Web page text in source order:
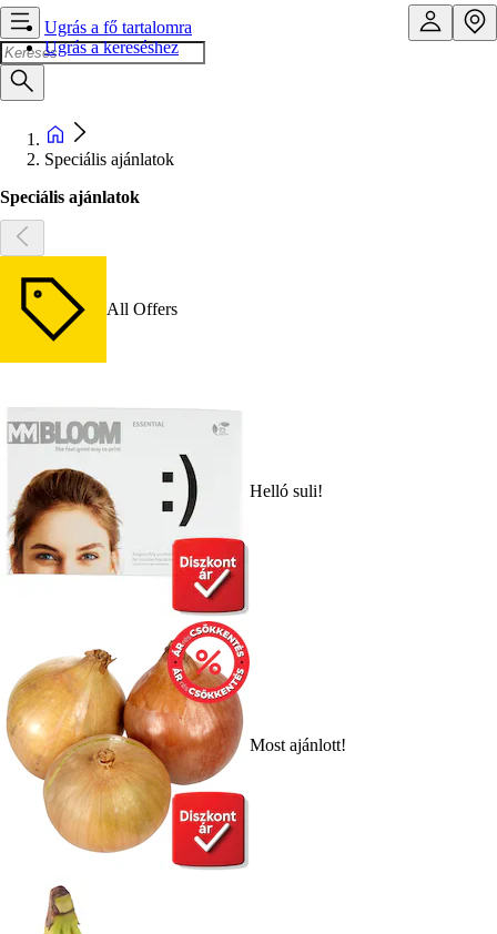
Ugrás a fő tartalomra
Ugrás a kereséshez
Speciális ajánlatok
Speciális ajánlatok
All Offers
Helló suli!
Most ajánlott!